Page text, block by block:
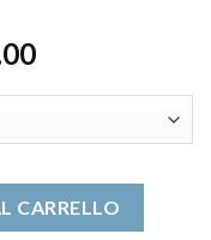
CARRELLO